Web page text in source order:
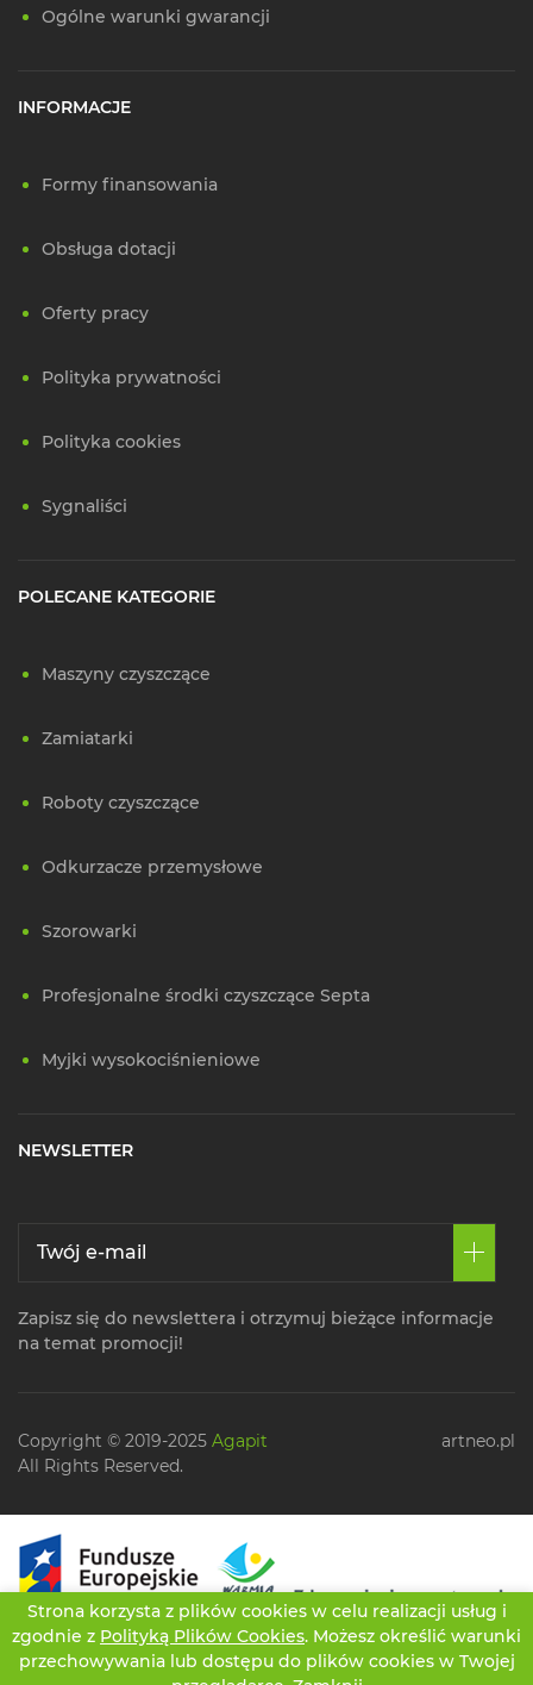
Strona korzysta z plików cookies w celu realizacji usług i
zgodnie z Polityką Plików Cookies. Możesz określić warunki
przechowywania lub dostępu do plików cookies w Twojej
Ogólne warunki gwarancji
INFORMACJE
Formy finansowania
Obsługa dotacji
Oferty pracy
Polityka prywatności
Polityka cookies
Sygnaliści
POLECANE KATEGORIE
Maszyny czyszczące
Zamiatarki
Roboty czyszczące
Odkurzacze przemysłowe
Szorowarki
Profesjonalne środki czyszczące Septa
Myjki wysokociśnieniowe
NEWSLETTER
Zapisz się do newslettera i otrzymuj bieżące informacje
na temat promocji!
Copyright © 2019-2025 Agapit
All Rights Reserved.
artneo.pl